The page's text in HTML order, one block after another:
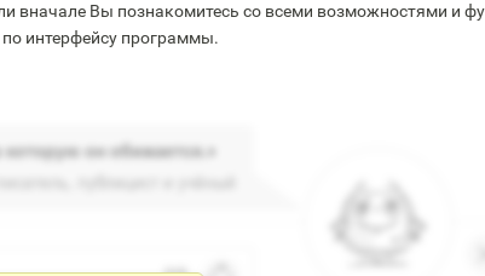
вначале Вы познакомитесь со всеми возможностями и
интерфейсу программы.